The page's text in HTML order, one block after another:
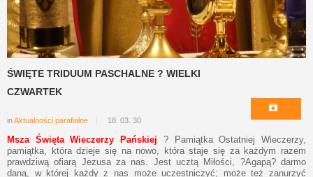
ŚWIĘTE TRIDUUM PASCHALNE ? WIELKI
CZWARTEK
inAktualności parafialne 18. 03. 30
Msza Święta Wieczerzy Pańskiej ? Pamiątka Ostatniej Wieczerzy,
pamiątka, która dzieje się na nowo, która staje się za każdym razem
prawdziwą ofiarą Jezusa za nas. Jest ucztą Miłości, ?Agapą? darmo
daną, w której każdy z nas może uczestniczyć; może też zanurzyć